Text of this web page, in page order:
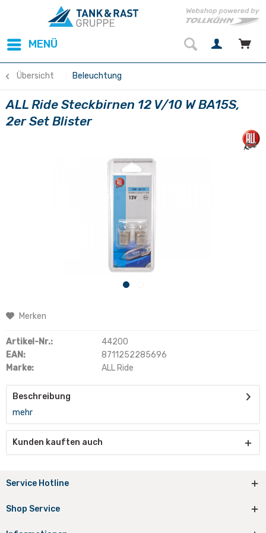
MENÜ
Übersicht Beleuchtung
ALL Ride Steckbirnen 12 V/10 W BA15S,
2er Set Blister
Merken
Artikel-Nr.:
44200
EAN:
8711252285696
Marke:
ALL Ride
Beschreibung
mehr
Kunden kauften auch
Service Hotline
Shop Service